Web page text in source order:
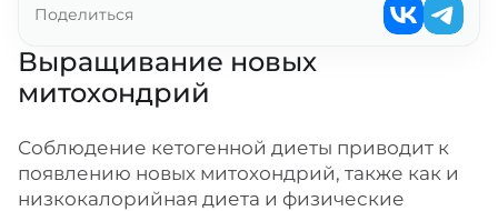
Выращивание новых
митохондрий
Соблюдение кетогенной диеты приводит к
появлению новых митохондрий, также как и
низкокалорийная диета и физические
Поделиться